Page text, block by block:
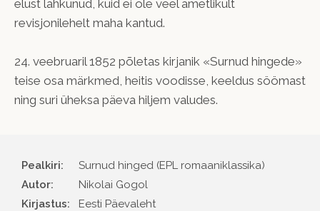
elust lahkunud, kuid ei ole veel ametlikult
revisjonilehelt maha kantud.
24. veebruaril 1852 põletas kirjanik «Surnud hingede»
teise osa märkmed, heitis voodisse, keeldus söömast
ning suri üheksa päeva hiljem valudes.
Pealkiri:
Surnud hinged (EPL romaaniklassika)
Autor
Nikolai Gogol
Kirjastus
Eesti Päevaleht